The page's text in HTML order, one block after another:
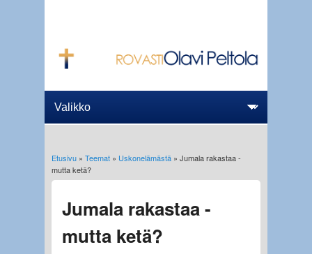
Olet täällä
Etusivu» Teemat» Uskonelämästä» Jumala rakastaa -
mutta ketä?
Jumala rakastaa -
mutta ketä?